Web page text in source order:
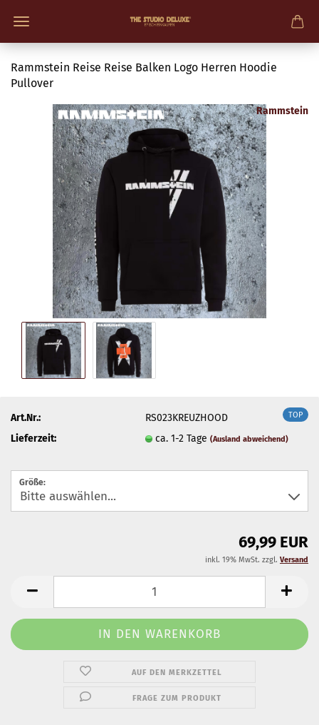
Rammstein Reise Reise Balken Logo Herren Hoodie
Pullover
Rammstein
TOP
Art.Nr.:
RS023KREUZHOOD
Lieferzeit:
ca. 1-2 Tage(Ausland abweichend)
Größe:
69,99 EUR
inkl. 19% MwSt. zzgl. Versand
AUF DEN MERKZETTEL
FRAGE ZUM PRODUKT